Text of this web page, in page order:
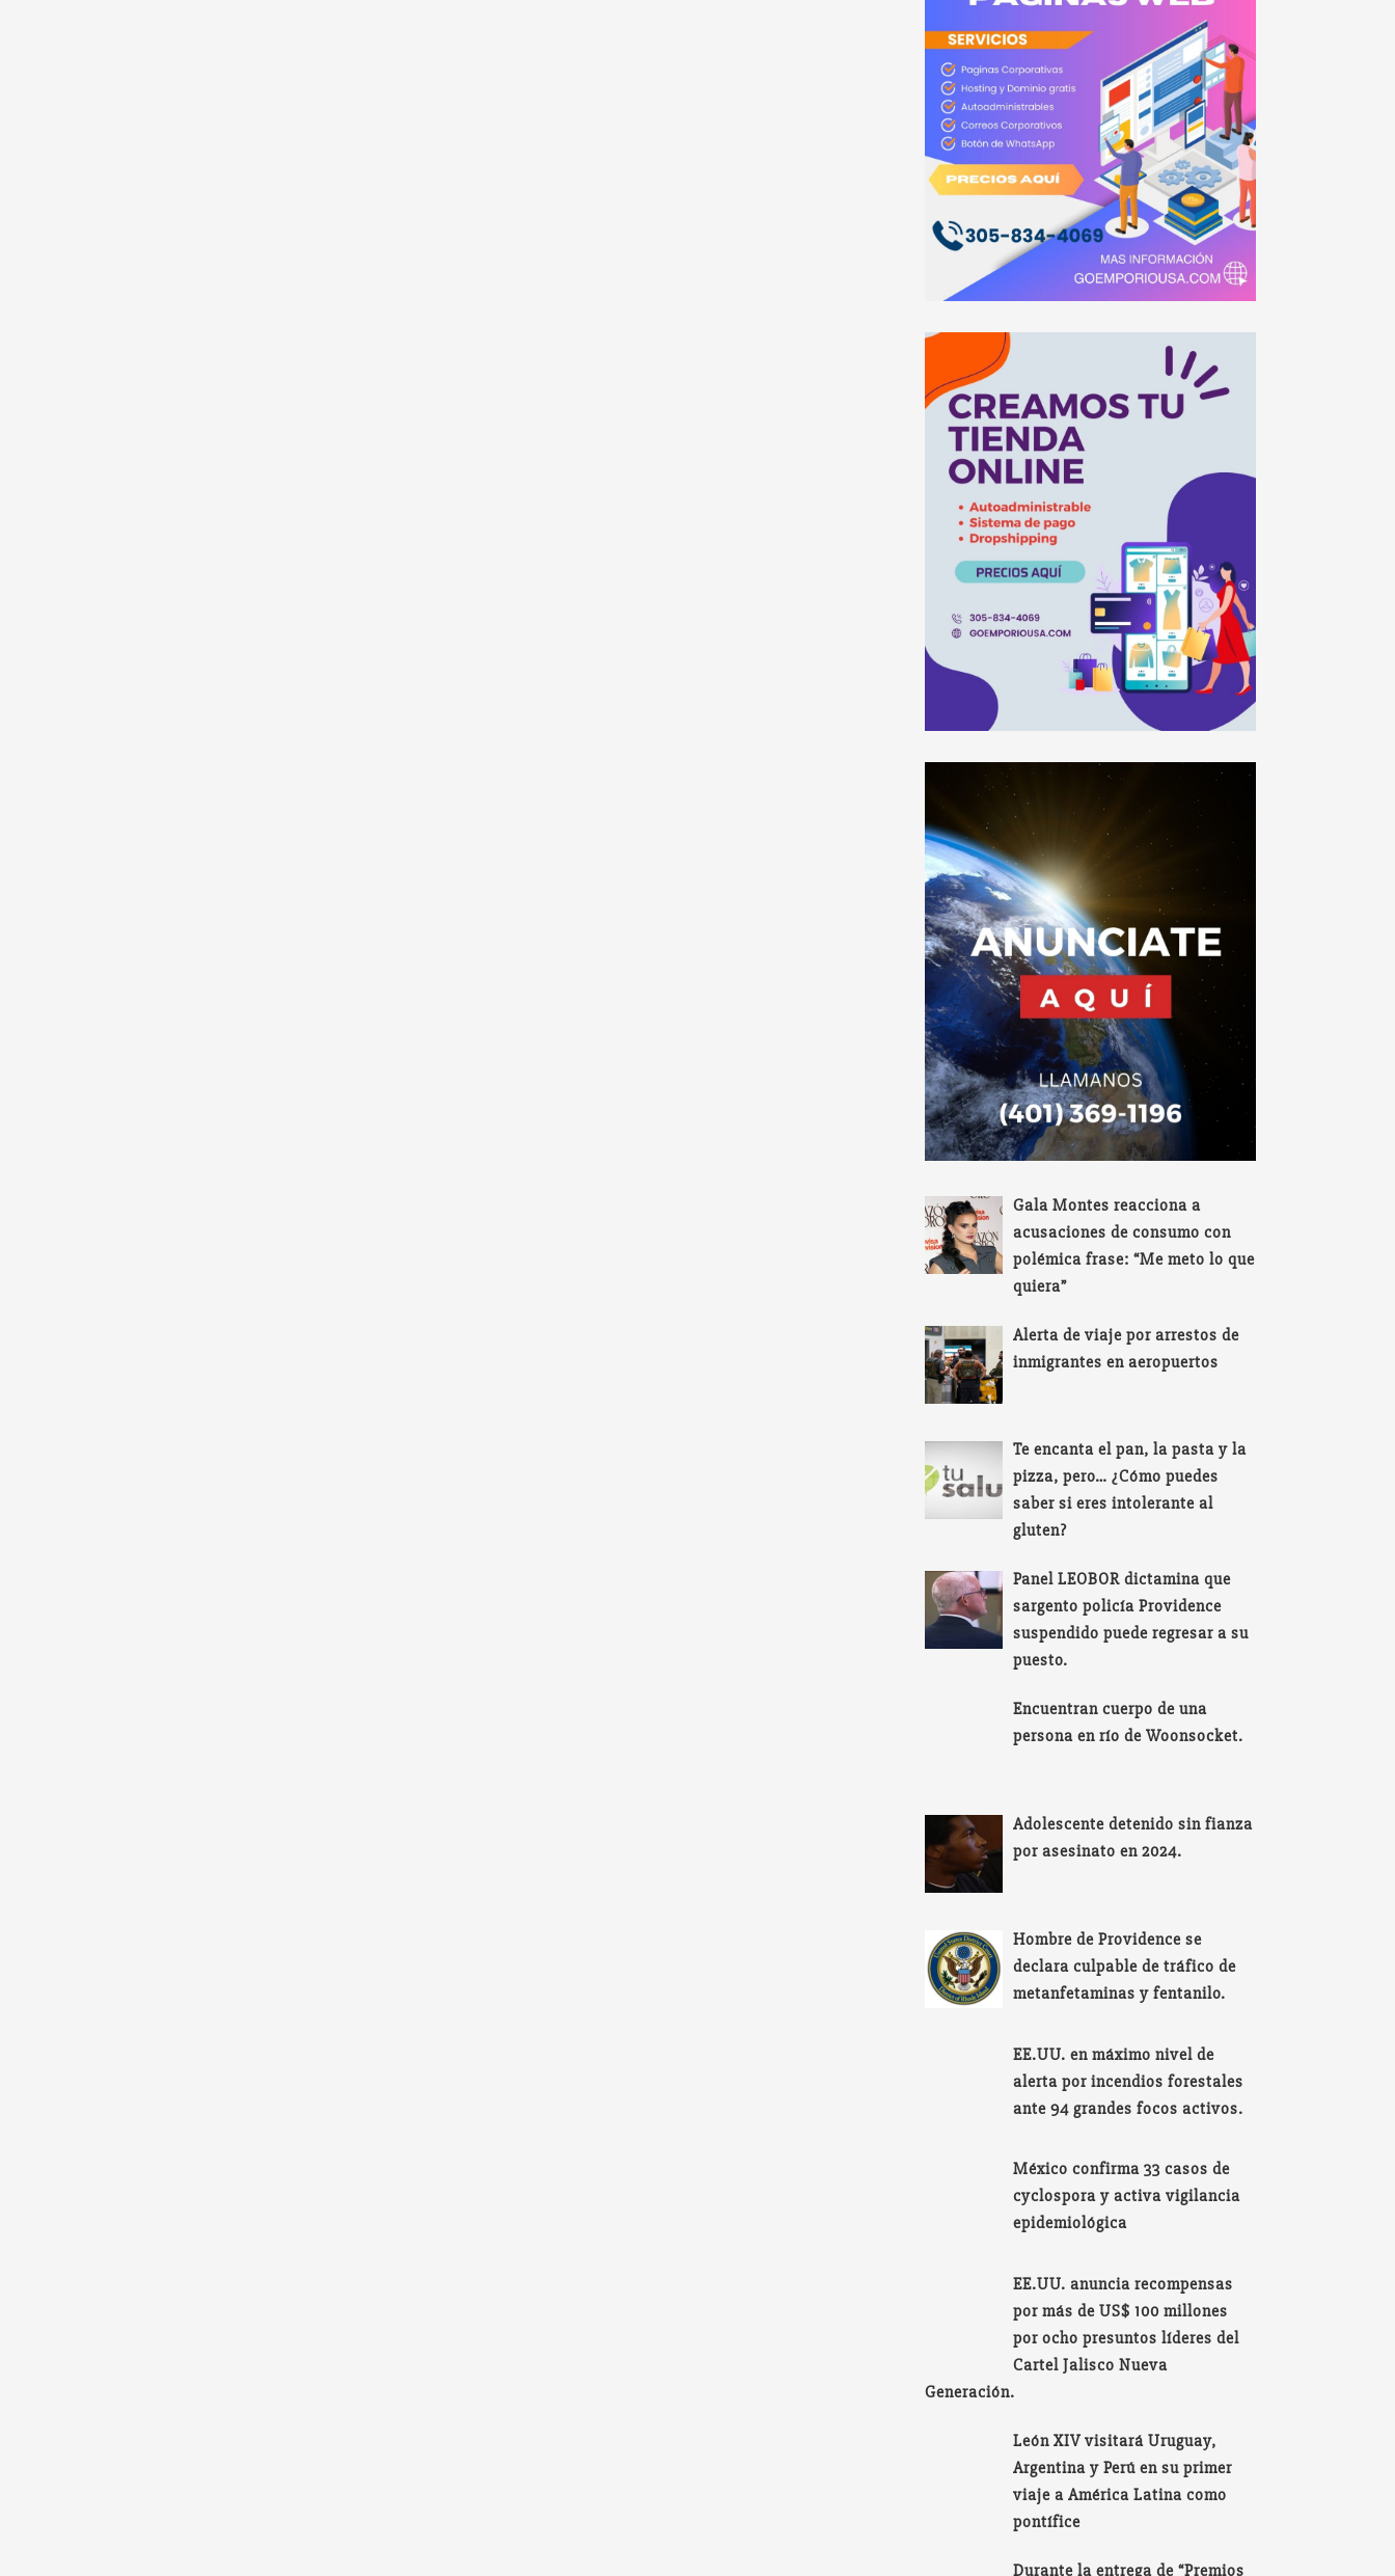
Gala Montes reacciona a
acusaciones de consumo con
polémica frase: “Me meto lo que
quiera”
Alerta de viaje por arrestos de
inmigrantes en aeropuertos
Te encanta el pan, la pasta y la
pizza, pero… ¿Cómo puedes
saber si eres intolerante al
gluten?
Panel LEOBOR dictamina que
sargento policía Providence
suspendido puede regresar a su
puesto.
Encuentran cuerpo de una
persona en río de Woonsocket.
Adolescente detenido sin fianza
por asesinato en 2024.
Hombre de Providence se
declara culpable de tráfico de
metanfetaminas y fentanilo.
EE.UU. en máximo nivel de
alerta por incendios forestales
ante 94 grandes focos activos.
México confirma 33 casos de
cyclospora y activa vigilancia
epidemiológica
EE.UU. anuncia recompensas
por más de US$ 100 millones
por ocho presuntos líderes del
Cartel Jalisco Nueva
Generación.
León XIV visitará Uruguay,
Argentina y Perú en su primer
viaje a América Latina como
pontífice
Durante la entrega de “Premios